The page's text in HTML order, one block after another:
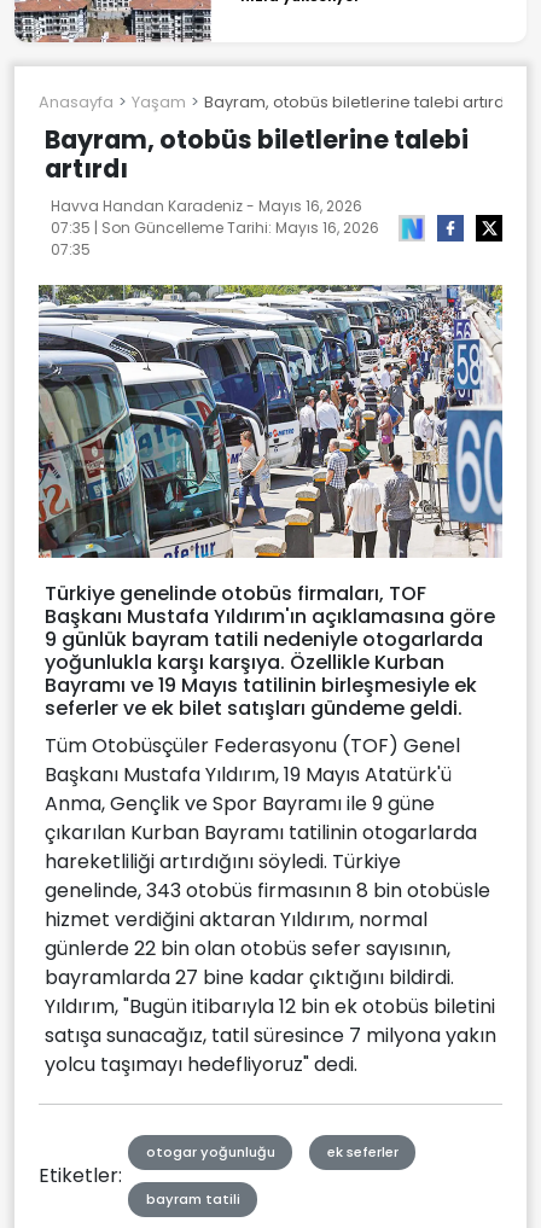
Anasayfa Yaşam Bayram, otobüs biletlerine talebi artırdı
Bayram, otobüs biletlerine talebi
artırdı
Havva Handan Karadeniz - Mayıs 16, 2026
07:35 | Son Güncelleme Tarihi: Mayıs 16, 2026
07:35
Türkiye genelinde otobüs firmaları, TOF
Başkanı Mustafa Yıldırım'ın açıklamasına göre
9 günlük bayram tatili nedeniyle otogarlarda
yoğunlukla karşı karşıya. Özellikle Kurban
Bayramı ve 19 Mayıs tatilinin birleşmesiyle ek
seferler ve ek bilet satışları gündeme geldi.
Tüm Otobüsçüler Federasyonu (TOF) Genel
Başkanı Mustafa Yıldırım, 19 Mayıs Atatürk'ü
Anma, Gençlik ve Spor Bayramı ile 9 güne
çıkarılan Kurban Bayramı tatilinin otogarlarda
hareketliliği artırdığını söyledi. Türkiye
genelinde, 343 otobüs firmasının 8 bin otobüsle
hizmet verdiğini aktaran Yıldırım, normal
günlerde 22 bin olan otobüs sefer sayısının,
bayramlarda 27 bine kadar çıktığını bildirdi.
Yıldırım, "Bugün itibarıyla 12 bin ek otobüs biletini
satışa sunacağız, tatil süresince 7 milyona yakın
yolcu taşımayı hedefliyoruz" dedi.
Etiketler:
otogar yoğunluğu ek seferler
bayram tatili